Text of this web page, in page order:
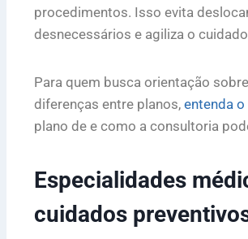
procedimentos. Isso evita
desnecessários e agiliza o
Para quem busca orientação
diferenças entre planos, entenda o
plano de e como a consultoria
Especialidades
cuidados